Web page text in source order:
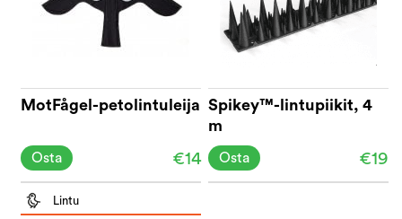
MotFågel-petolintuleija
€14
Osta
Spikey™-lintupiikit, 4
m
€19
Osta
Lintu